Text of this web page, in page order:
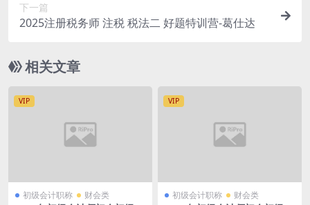
下一篇
2025注册税务师 注税 税法二 好题特训营-葛仕达
相关文章
VIP
初级会计职称 财会类
VIP
初级会计职称 财会类